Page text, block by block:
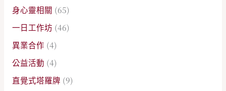
身心靈相關 (65)
一日工作坊 (46)
異業合作 (4)
公益活動 (4)
直覺式塔羅牌 (9)